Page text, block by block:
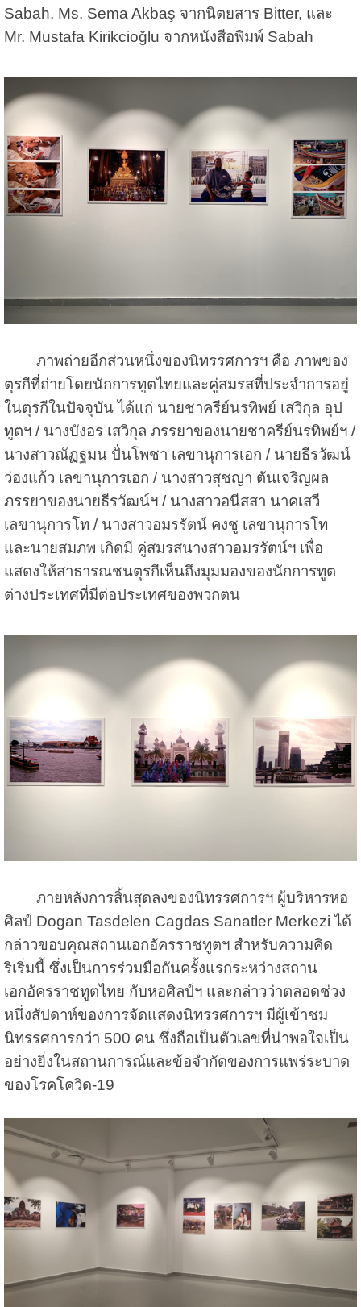
Sabah, Ms. Sema Akbaş จากนิตยสาร Bitter, และ
Mr. Mustafa Kirikcioğlu จากหนังสือพิมพ์ Sabah
ภาพถ่ายอีกส่วนหนึ่งของนิทรรศการฯ คือ ภาพของ
ตุรกีที่ถ่ายโดยนักการทูตไทยและคู่สมรสที่ประจำการอยู่
ในตุรกีในปัจจุบัน ได้แก่ นายชาครีย์นรทิพย์ เสวิกุล อุป
ทูตฯ / นางบังอร เสวิกุล ภรรยาของนายชาครีย์นรทิพย์ฯ /
นางสาวณัฏฐมน ปั่นโพชา เลขานุการเอก / นายธีรวัฒน์
ว่องแก้ว เลขานุการเอก / นางสาวสุชญา ตันเจริญผล
ภรรยาของนายธีรวัฒน์ฯ / นางสาวอนีสสา นาคเสวี
เลขานุการโท / นางสาวอมรรัตน์ คงชู เลขานุการโท
และนายสมภพ เกิดมี คู่สมรสนางสาวอมรรัตน์ฯ เพื่อ
แสดงให้สาธารณชนตุรกีเห็นถึงมุมมองของนักการทูต
ต่างประเทศที่มีต่อประเทศของพวกตน
ภายหลังการสิ้นสุดลงของนิทรรศการฯ ผู้บริหารหอ
ศิลป์ Dogan Tasdelen Cagdas Sanatler Merkezi ได้
กล่าวขอบคุณสถานเอกอัครราชทูตฯ สำหรับความคิด
ริเริ่มนี้ ซึ่งเป็นการร่วมมือกันครั้งแรกระหว่างสถาน
เอกอัครราชทูตไทย กับหอศิลป์ฯ และกล่าวว่าตลอดช่วง
หนึ่งสัปดาห์ของการจัดแสดงนิทรรศการฯ มีผู้เข้าชม
นิทรรศการกว่า 500 คน ซึ่งถือเป็นตัวเลขที่น่าพอใจเป็น
อย่างยิ่งในสถานการณ์และข้อจำกัดของการแพร่ระบาด
ของโรคโควิด-19